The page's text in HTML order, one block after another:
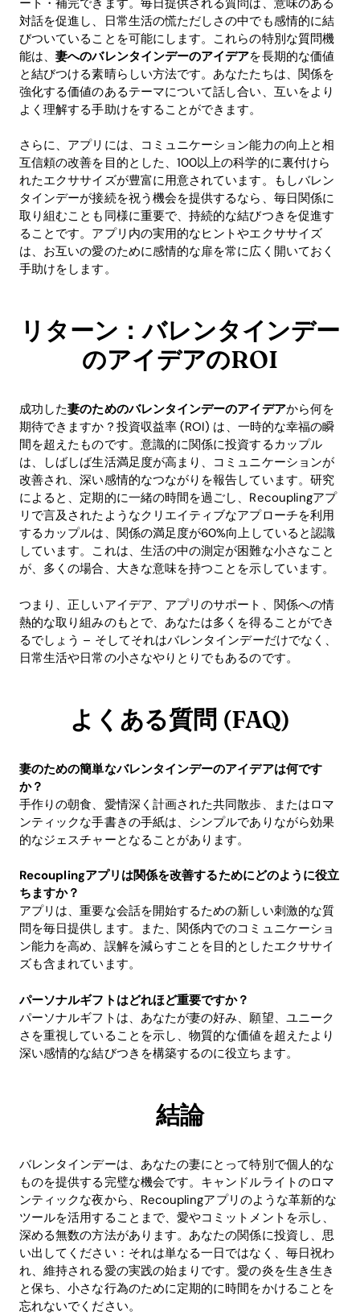
Blog
Download
対話を促進し、日常生活の慌ただしさの中でも感情的に結
びついていることを可能にします。これらの特別な質問機
能は、妻へのバレンタインデーのアイデアを長期的な価値
と結びつける素晴らしい方法です。あなたたちは、関係を
強化する価値のあるテーマについて話し合い、互いをより
よく理解する手助けをすることができます。
さらに、アプリには、コミュニケーション能力の向上と相
互信頼の改善を目的とした、100以上の科学的に裏付けら
れたエクササイズが豊富に用意されています。もしバレン
タインデーが接続を祝う機会を提供するなら、毎日関係に
取り組むことも同様に重要で、持続的な結びつきを促進す
ることです。アプリ内の実用的なヒントやエクササイズ
は、お互いの愛のために感情的な扉を常に広く開いておく
手助けをします。
リターン：バレンタインデー
のアイデアのROI
成功した妻のためのバレンタインデーのアイデアから何を
期待できますか？投資収益率 (ROI) は、一時的な幸福の瞬
間を超えたものです。意識的に関係に投資するカップル
は、しばしば生活満足度が高まり、コミュニケーションが
改善され、深い感情的なつながりを報告しています。研究
によると、定期的に一緒の時間を過ごし、Recouplingアプ
リで言及されたようなクリエイティブなアプローチを利用
するカップルは、関係の満足度が60%向上していると認識
しています。これは、生活の中の測定が困難な小さなこと
が、多くの場合、大きな意味を持つことを示しています。
つまり、正しいアイデア、アプリのサポート、関係への情
熱的な取り組みのもとで、あなたは多くを得ることができ
るでしょう – そしてそれはバレンタインデーだけでなく、
日常生活や日常の小さなやりとりでもあるのです。
よくある質問 (FAQ)
妻のための簡単なバレンタインデーのアイデアは何です
か？
手作りの朝食、愛情深く計画された共同散歩、またはロマ
ンティックな手書きの手紙は、シンプルでありながら効果
的なジェスチャーとなることがあります。
Recouplingアプリは関係を改善するためにどのように役立
ちますか？
アプリは、重要な会話を開始するための新しい刺激的な質
問を毎日提供します。また、関係内でのコミュニケーショ
ン能力を高め、誤解を減らすことを目的としたエクササイ
ズも含まれています。
パーソナルギフトはどれほど重要ですか？
パーソナルギフトは、あなたが妻の好み、願望、ユニーク
さを重視していることを示し、物質的な価値を超えたより
深い感情的な結びつきを構築するのに役立ちます。
結論
バレンタインデーは、あなたの妻にとって特別で個人的な
ものを提供する完璧な機会です。キャンドルライトのロマ
ンティックな夜から、Recouplingアプリのような革新的な
ツールを活用することまで、愛やコミットメントを示し、
深める無数の方法があります。あなたの関係に投資し、思
い出してください：それは単なる一日ではなく、毎日祝わ
れ、維持される愛の実践の始まりです。愛の炎を生き生き
と保ち、小さな行為のために定期的に時間をかけることを
忘れないでください。